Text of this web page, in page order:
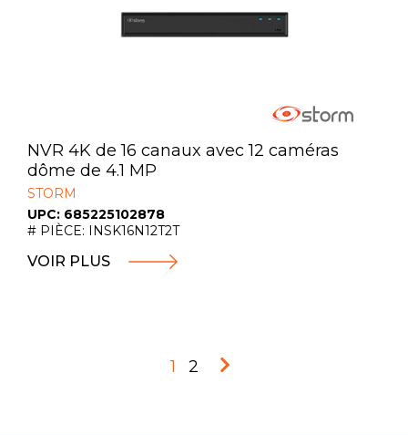
NVR 4K de 16 canaux avec 12 caméras
dôme de 4.1 MP
STORM
UPC: 685225102878
# PIÈCE: INSK16N12T2T
VOIR PLUS
1 2